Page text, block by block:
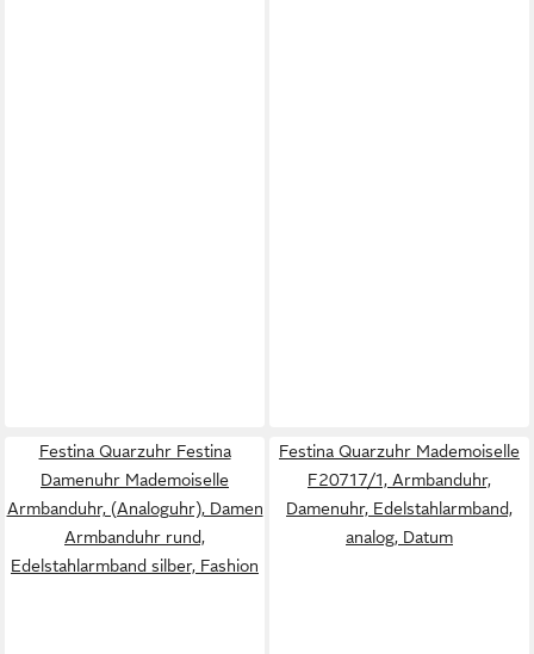
Festina Quarzuhr Festina
Damenuhr Mademoiselle
Armbanduhr, (Analoguhr), Damen
Armbanduhr rund,
Edelstahlarmband silber, Fashion
Festina Quarzuhr Mademoiselle
F20717/1, Armbanduhr,
Damenuhr, Edelstahlarmband,
analog, Datum